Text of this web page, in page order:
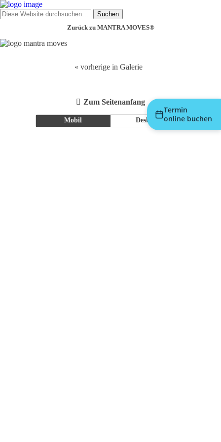
Termin
online buchen
Zurück zu MANTRA MOVES®
« vorherige in Galerie
Zum Seitenanfang
Mobil Desktop